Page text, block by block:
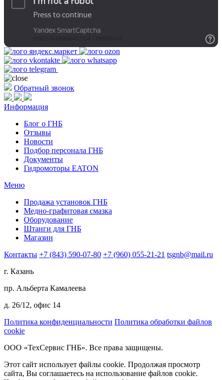
Обратный звонок
Информация
Блог о ГНБ
Отзывы
Новости
Подбор персонала ГНБ
Документы
Гидромоторы EATON
Меню
Продажа установок ГНБ
Медно-графитовая смазка
Оборудование
Штанги для ГНБ
Магазин
Контакты +7 (843) 590-07-80 +7 (960) 055-21-21 tsgnb@mail.ru
г. Казань
пр. Альберта Камалеева
д. 26/12, офис 14
Политика конфиденциальности Политика обработки файлов
cookie
ООО «ТехСервис ГНБ». Все права защищены.
Этот сайт использует файлы cookie. Продолжая просмотр
сайта, Вы соглашаетесь на использование файлов cookie.